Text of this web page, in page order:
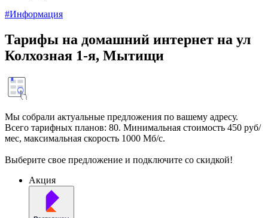
#Информация
Тарифы на домашний интернет на ул
Колхозная 1-я, Мытищи
Мы собрали актуальные предложения по вашему адресу.
Всего тарифных планов: 80. Минимальная стоимость 450 руб/
мес, максимальная скорость 1000 Мб/с.
Выберите свое предложение и подключите со скидкой!
Акция